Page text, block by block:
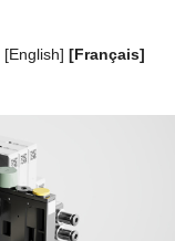
[English] [Français]